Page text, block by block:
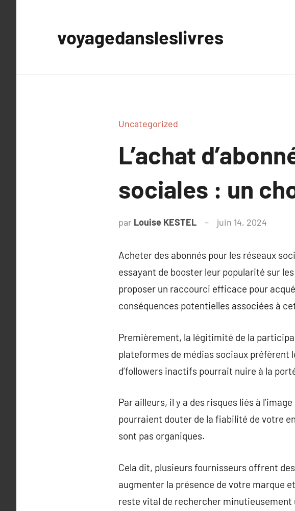
voyagedansleslivres
Uncategorized
L’achat
sociales : un
par Louise KESTEL juin 14, 2024
Acheter des abonnés pour les réseaux
essayant de booster leur popularité sur
proposer un raccourci efficace pour
conséquences potentielles associées à
Premièrement, la légitimité de la
plateformes de médias sociaux préfèrent
d’followers inactifs pourrait nuire à la
Par ailleurs, il y a des risques liés à
pourraient douter de la fiabilité de votre
sont pas organiques.
Cela dit, plusieurs fournisseurs offrent
augmenter la présence de votre marque
reste vital de rechercher